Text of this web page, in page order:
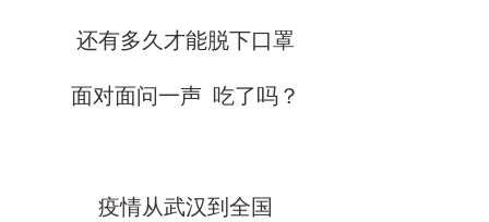
还有多久才能脱下口罩
面对面问一声 吃了吗？
疫情从武汉到全国